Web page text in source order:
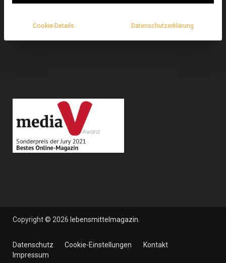
Magazin zu Ernährung & Lebensmitteln.
Copyright © 2026 lebensmittelmagazin
Datenschutz Cookie-Einstellungen
Kontakt
Impressum
Cookie-Details Datenschutzerklärung